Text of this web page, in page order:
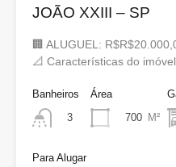
JOÃO XXIII – SP
🏢 ALUGUEL:
📐 Características do
Banheiros
3
Área
700 M²
Para Alugar